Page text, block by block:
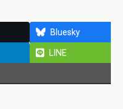
Bluesky
LINE